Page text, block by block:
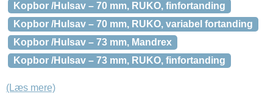
Kopbor /Hulsav – 70 mm, RUKO, finfortanding
Kopbor /Hulsav – 70 mm, RUKO, variabel fortanding
Kopbor /Hulsav – 73 mm, Mandrex
Kopbor /Hulsav – 73 mm, RUKO, finfortanding
(Læs mere)